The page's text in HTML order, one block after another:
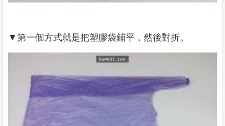
▼第一個方式就是把塑膠袋鋪平，然後對折。